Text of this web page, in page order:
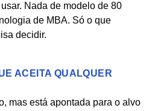
Nada de modelo de 80
de MBA. Só o que
decidir.
ACEITA QUALQUER
mas está apontada para o alvo